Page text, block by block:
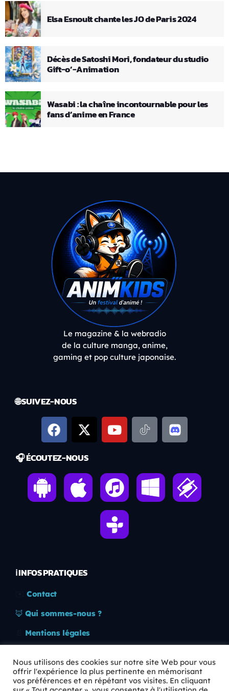
Elsa Esnoult chante les JO de Paris 2024
Décès de Satoshi Mori, fondateur du studio
Gift-o’-Animation
Wasabi : la chaîne incontournable pour les
fans d’anime en France
Le magazine & la webradio
de la culture manga, anime,
gaming et pop culture japonaise.
🌐 SUIVEZ-NOUS
🎧 ÉCOUTEZ-NOUS
ℹ️ INFOS PRATIQUES
Contact
🦊 Qui sommes-nous ?
Mentions légales
🛡️ RGPD
Nous utilisons des cookies sur notre site Web pour vous
offrir l'expérience la plus pertinente en mémorisant
vos préférences et en répétant vos visites. En cliquant